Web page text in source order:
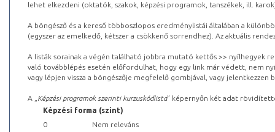
lehet elkezdeni (oktatók, szakok, képzési programok, tanszékek, ill.
A böngésző és a kereső többoszlopos eredménylistái általában a
(egyszer az emelkedő, kétszer a csökkenő sorrendhez). Az aktuális
A listák sorainak a végén található jobbra mutató kettős >> nyílhegyek
való továbblépés esetén előfordulhat, hogy egy link már védett, nem
vagy lépjen vissza a böngészője megfelelő gombjával, vagy
A „ Képzési programok szerinti kurzuskódlista” képernyőn két adat
Képzési forma (szint)
0
Nem releváns